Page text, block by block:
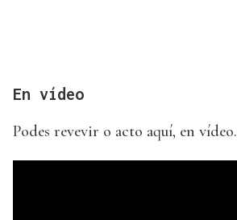
En vídeo
Podes revevir o acto aquí, en vídeo.